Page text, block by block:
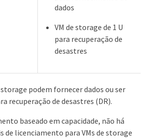
dados
VM de storage de 1 U
para recuperação de
desastres
storage podem fornecer dados ou ser
recuperação de desastres (DR).
baseado em capacidade, não há
de licenciamento para VMs de storage